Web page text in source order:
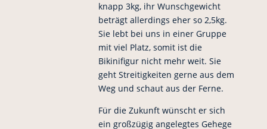
knapp 3kg, ihr Wunschgewicht
beträgt allerdings eher so 2,5kg.
Sie lebt bei uns in einer Gruppe
mit viel Platz, somit ist die
Bikinifigur nicht mehr weit. Sie
geht Streitigkeiten gerne aus dem
Weg und schaut aus der Ferne.
Für die Zukunft wünscht er sich
ein großzügig angelegtes Gehege